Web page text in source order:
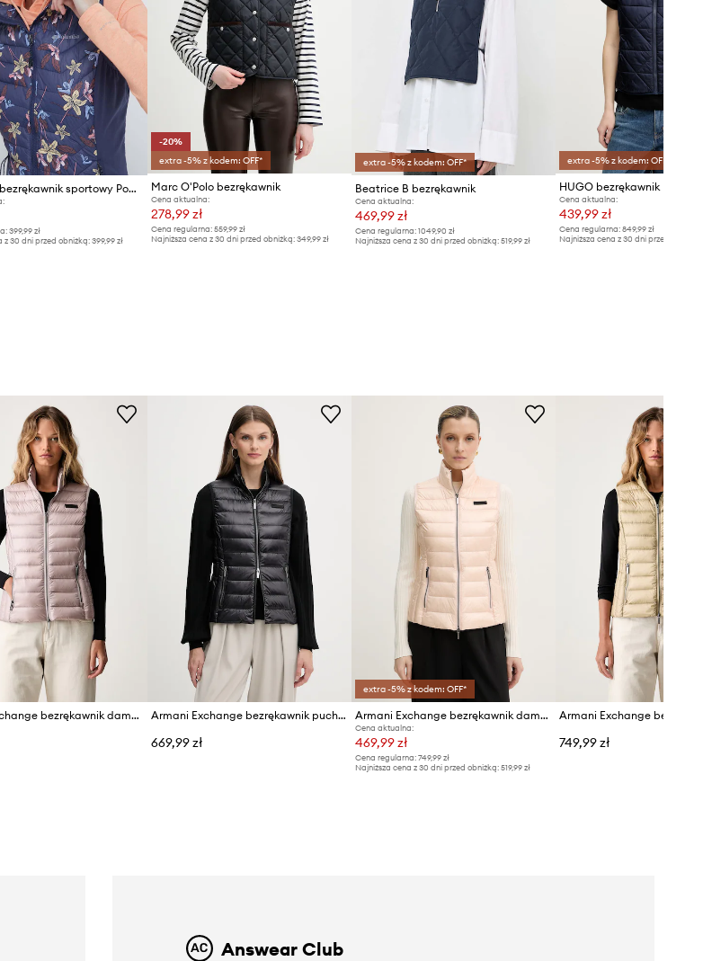
Columbia bezrękawnik sportowy Powder Pass
399,99 zł
z 30 dni przed obniżką: 399,99 zł
-20%
extra -5% z kodem: OFF*
Marc O'Polo bezrękawnik
Cena aktualna:
278,99 zł
Cena regularna: 559,99 zł
Najniższa cena z 30 dni przed obniżką: 349,99 zł
extra -5% z kodem: OFF*
Beatrice B bezrękawnik
Cena aktualna:
469,99 zł
Cena regularna:1049,90 zł
Najniższa cena z 30 dni przed obniżką:519,99 zł
extra -5% z kodem: OFF*
HUGO bezrękawnik
Cena aktualna:
439,99 zł
Cena regularna: 849,99 zł
Najniższa cena z 30 dni przed obniżką:
Armani Exchange bezrękawnik damski Armani Exchange bezrękawnik puchowy
669,99 zł
extra -5% z kodem: OFF*
Armani Exchange bezrękawnik damski
Cena aktualna:
469,99 zł
Cena regularna:749,99 zł
Najniższa cena z 30 dni przed obniżką:519,99 zł
749,99 zł
Answear Club